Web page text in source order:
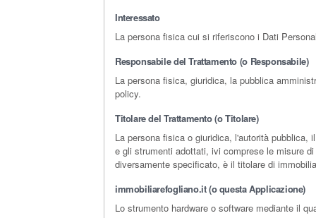
Interessato
La persona fisica cui si riferiscono i Dati
Responsabile del Trattamento (o Responsabile)
La persona fisica, giuridica, la pubblica
policy.
Titolare del Trattamento (o Titolare)
La persona fisica o giuridica, l'autorità
e gli strumenti adottati, ivi comprese le misure
diversamente specificato, è il titolare di
immobiliarefogliano.it (o questa Applicazione)
Lo strumento hardware o software mediante il